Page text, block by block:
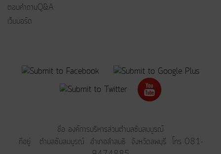
ตอบคำถามQ&A
เว็บบอร์ด
ชื่อ องค์การบริหารส่วนตำบลซับสมบูรณ์
ที่อยู่ ตำบลซับสมบูรณ์ อำเภอลำสนธิ จังหวัดลพบุรี โทร 081-